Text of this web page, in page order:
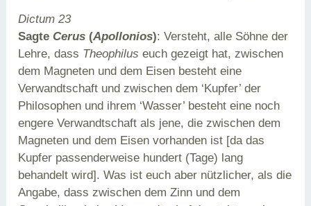
Dictum 23
Sagte Cerus (Apollonios): Versteht, alle Söhne der
Lehre, dass Theophilus euch gezeigt hat, zwischen
dem Magneten und dem Eisen besteht eine
Verwandtschaft und zwischen dem ‘Kupfer’ der
Philosophen und ihrem ‘Wasser’ besteht eine noch
engere Verwandtschaft als jene, die zwischen dem
Magneten und dem Eisen vorhanden ist [da das
Kupfer passenderweise hundert (Tage) lang
behandelt wird]. Was ist euch aber nützlicher, als die
Angabe, dass zwischen dem Zinn und dem